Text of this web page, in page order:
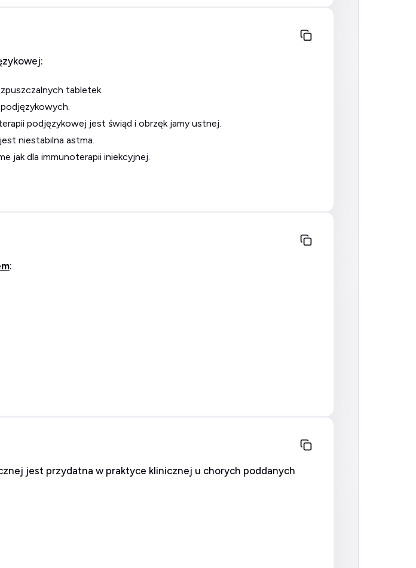
tabletek.
podjęzykowej jest świąd i obrzęk jamy ustnej.
niestabilna astma.
jak dla immunoterapii iniekcyjnej.
:
jest przydatna w praktyce klinicznej u chorych poddanych